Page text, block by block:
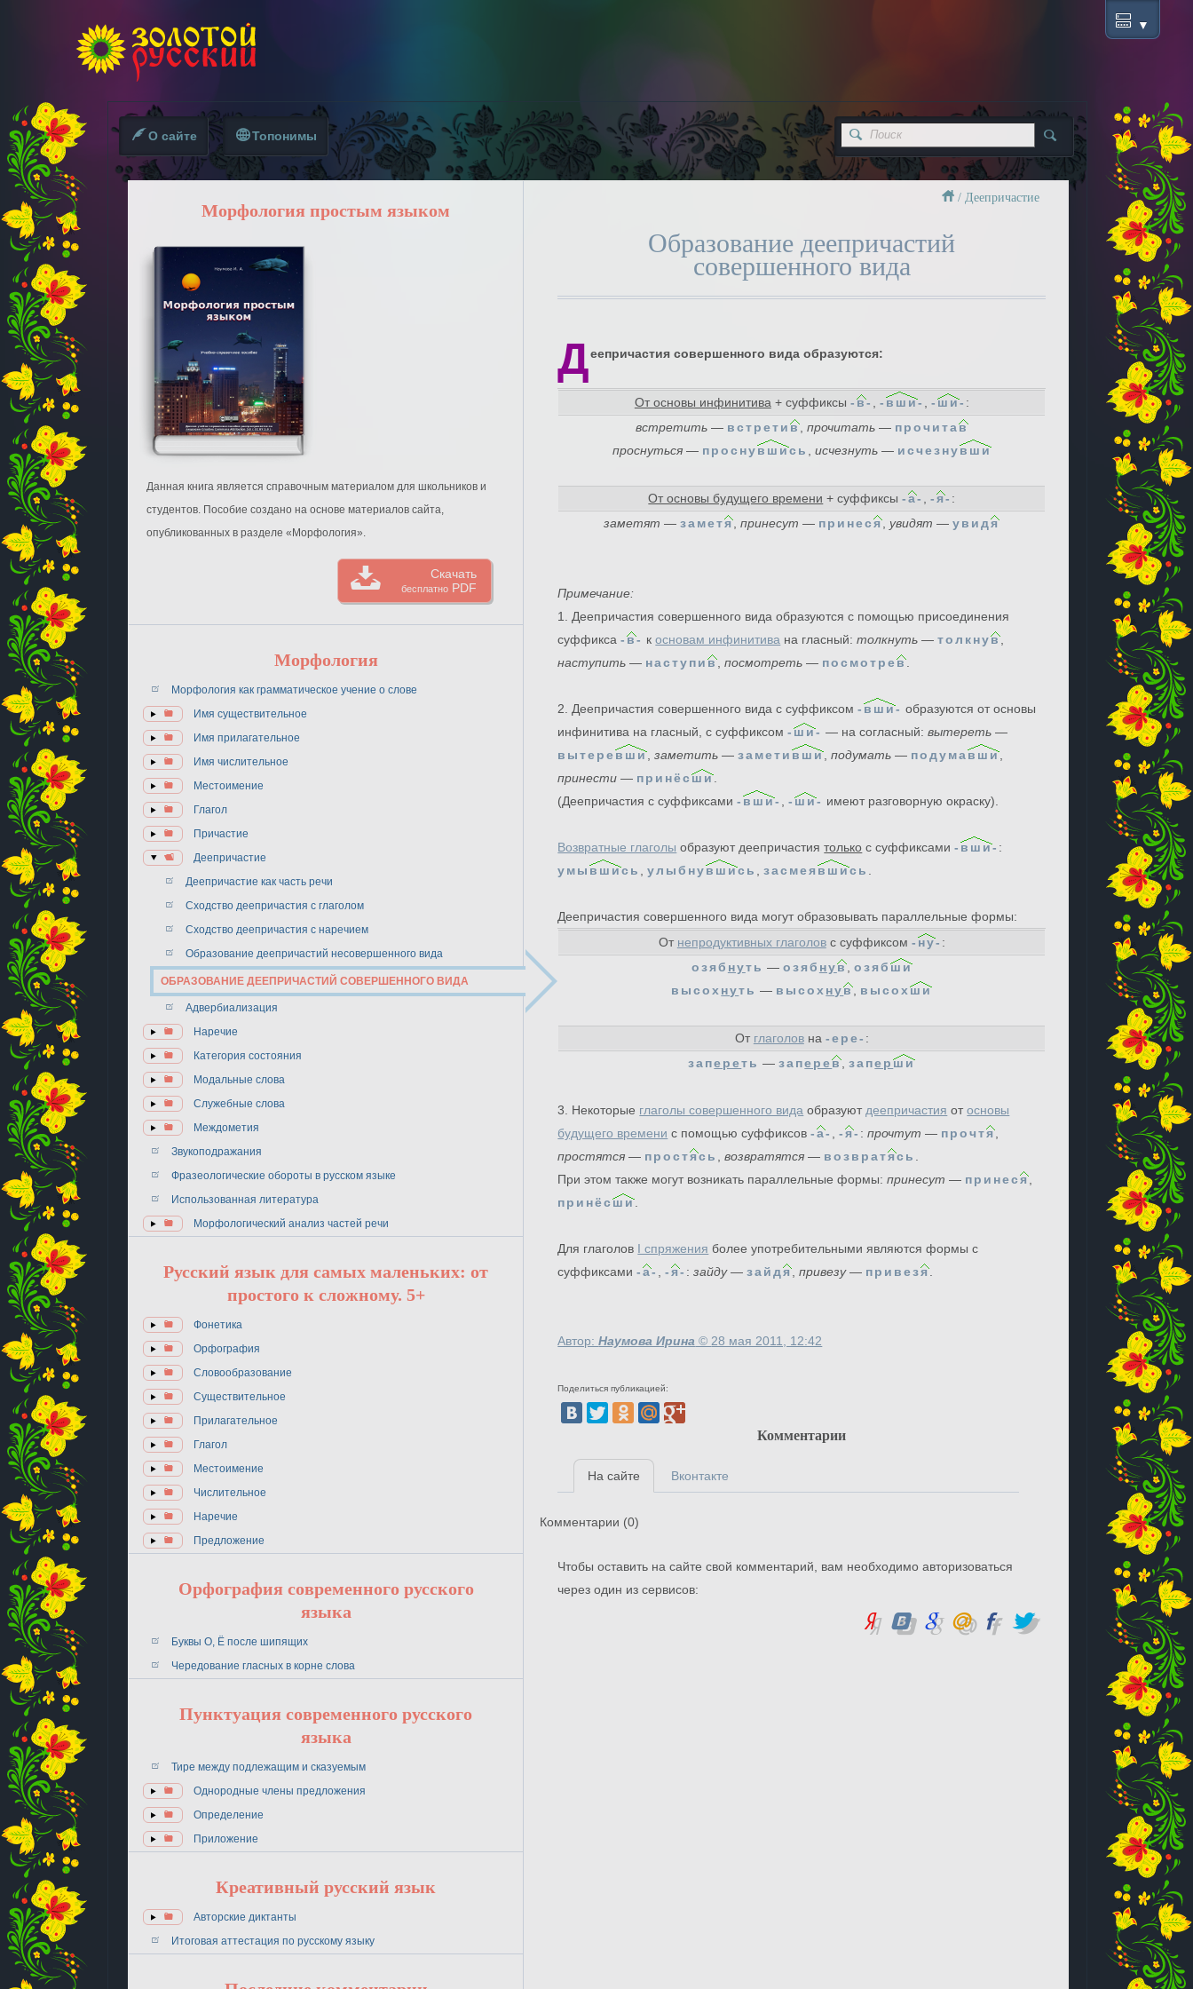
О сайте Топонимы
/ Деепричастие
Морфология простым языком
Данная книга является справочным материалом для школьников и
студентов. Пособие создано на основе материалов сайта,
опубликованных в разделе «Морфология».
Скачать
бесплатноPDF
Морфология
Морфология как грамматическое учение о слове
Имя существительное
Имя прилагательное
Имя числительное
Местоимение
Глагол
Причастие
Деепричастие
Деепричастие как часть речи
Сходство деепричастия с глаголом
Сходство деепричастия с наречием
Образование деепричастий несовершенного вида
ОБРАЗОВАНИЕ ДЕЕПРИЧАСТИЙ СОВЕРШЕННОГО ВИДА
Адвербиализация
Наречие
Категория состояния
Модальные слова
Служебные слова
Междометия
Звукоподражания
Фразеологические обороты в русском языке
Использованная литература
Морфологический анализ частей речи
Русский язык для самых маленьких: от
простого к сложному. 5+
Фонетика
Орфография
Словообразование
Существительное
Прилагательное
Глагол
Местоимение
Числительное
Наречие
Предложение
Орфография современного русского
языка
Буквы О, Ё после шипящих
Чередование гласных в корне слова
Пунктуация современного русского
языка
Тире между подлежащим и сказуемым
Однородные члены предложения
Определение
Приложение
Креативный русский язык
Авторские диктанты
Итоговая аттестация по русскому языку
Образование деепричастий
совершенного вида
Деепричастия совершенного вида образуются:
От основы инфинитива + суффиксы -в- -вши- -ши- :
встретить— встретив, прочитать— прочитав
проснуться— проснувшись исчезнуть— исчезнувши
От основы будущего времени + суффиксы-а- ,-я- :
заметят —заметя ,принесут — принеся увидят —увидя
Примечание:
1. Деепричастия совершенного вида образуются с помощью присоединения
суффикса-в- косновам инфинитива на гласный:толкнуть —толкнув
наступить — наступив ,посмотреть — посмотрев
2. Деепричастия совершенного вида с суффиксом-вши- образуются от основы
инфинитива на гласный, с суффиксом-ши- — на согласный:вытереть —
вытеревши ,заметить —заметивши ,подумать — подумавши
принести — принёсши
(Деепричастия с суффиксами-вши- ,-ши- имеют разговорную окраску).
Возвратные глаголы образуют деепричастиятолько с суффиксами-вши- :
умывшись ,улыбнувшись ,засмеявшись
Деепричастия совершенного вида могут образовывать параллельные формы:
От непродуктивных глаголовс суффиксом -ну- :
озяб нуть — озяб нув, озябши
высох нуть — высох нув высохши
От глаголовна -ере- :
запереть —заперев ,заперши
3. Некоторые глаголы совершенного вида образуют деепричастия отосновы
будущего времени с помощью суффиксов-а- ,-я- :прочтут — прочтя
простятся — простясь ,возвратятся — возвратясь
При этом также могут возникать параллельные формы:принесут — принеся
принёсши
Для глаголов I спряжения более употребительными являются формы с
суффиксами-а- ,-я- :зайду—зайдя ,привезу— привезя
Автор:Наумова Ирина © 28 мая 2011, 12:42
Поделиться публикацией:
Комментарии
На сайте Вконтакте
Комментарии (0)
Чтобы оставить на сайте свой комментарий, вам необходимо авторизоваться
через один из сервисов: